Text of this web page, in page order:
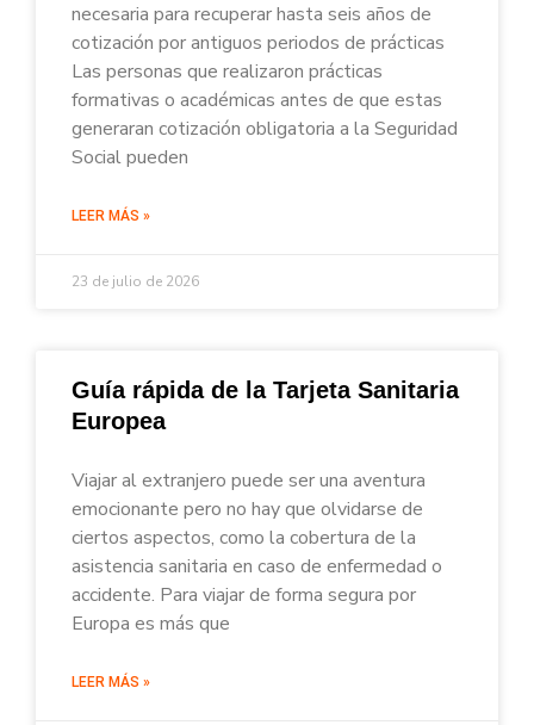
necesaria para recuperar hasta seis años de
cotización por antiguos periodos de prácticas
Las personas que realizaron prácticas
formativas o académicas antes de que estas
generaran cotización obligatoria a la Seguridad
Social pueden
LEER MÁS »
23 de julio de 2026
Guía rápida de la Tarjeta Sanitaria
Europea
Viajar al extranjero puede ser una aventura
emocionante pero no hay que olvidarse de
ciertos aspectos, como la cobertura de la
asistencia sanitaria en caso de enfermedad o
accidente. Para viajar de forma segura por
Europa es más que
LEER MÁS »